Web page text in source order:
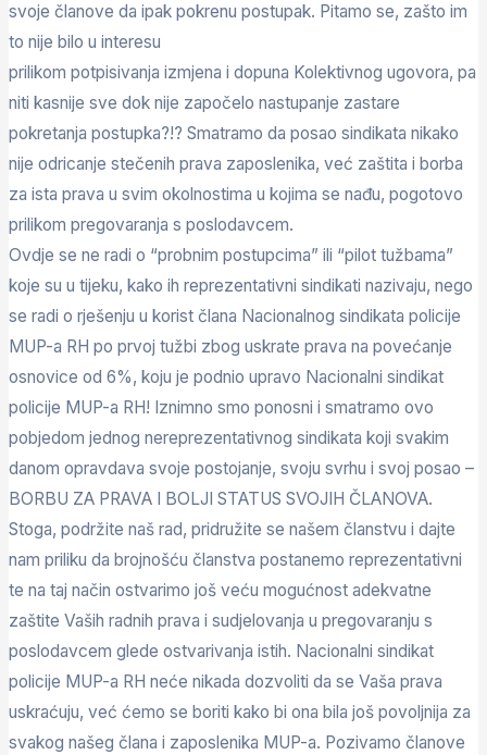
svoje članove da ipak pokrenu postupak. Pitamo se, zašto im
to nije bilo u interesu
prilikom potpisivanja izmjena i dopuna Kolektivnog ugovora, pa
niti kasnije sve dok nije započelo nastupanje zastare
pokretanja postupka?!? Smatramo da posao sindikata nikako
nije odricanje stečenih prava zaposlenika, već zaštita i borba
za ista prava u svim okolnostima u kojima se nađu, pogotovo
prilikom pregovaranja s poslodavcem.
Ovdje se ne radi o “probnim postupcima” ili “pilot tužbama”
koje su u tijeku, kako ih reprezentativni sindikati nazivaju, nego
se radi o rješenju u korist člana Nacionalnog sindikata policije
MUP-a RH po prvoj tužbi zbog uskrate prava na povećanje
osnovice od 6%, koju je podnio upravo Nacionalni sindikat
policije MUP-a RH! Iznimno smo ponosni i smatramo ovo
pobjedom jednog nereprezentativnog sindikata koji svakim
danom opravdava svoje postojanje, svoju svrhu i svoj posao –
BORBU ZA PRAVA I BOLJI STATUS SVOJIH ČLANOVA.
Stoga, podržite naš rad, pridružite se našem članstvu i dajte
nam priliku da brojnošću članstva postanemo reprezentativni
te na taj način ostvarimo još veću mogućnost adekvatne
zaštite Vaših radnih prava i sudjelovanja u pregovaranju s
poslodavcem glede ostvarivanja istih. Nacionalni sindikat
policije MUP-a RH neće nikada dozvoliti da se Vaša prava
uskraćuju, već ćemo se boriti kako bi ona bila još povoljnija za
svakog našeg člana i zaposlenika MUP-a. Pozivamo članove